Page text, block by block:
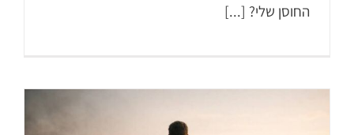
החוסן שלי? [...]